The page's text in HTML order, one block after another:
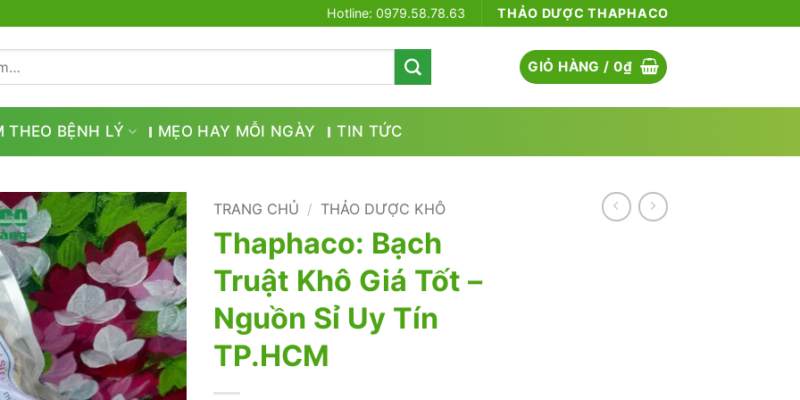
Hotline: 0979.58.78.63 THẢO DƯỢC THAPHACO
GIỎ HÀNG /0₫
THEO BỆNH LÝ MẸO HAY MỖI NGÀY TIN TỨC
TRANG CHỦ / THẢO DƯỢC KHÔ
Thaphaco: Bạch
Truật Khô Giá Tốt –
Nguồn Sỉ Uy Tín
TP.HCM